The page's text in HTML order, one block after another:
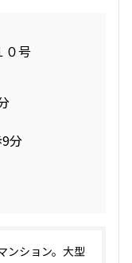
０号
分
ンション。大型